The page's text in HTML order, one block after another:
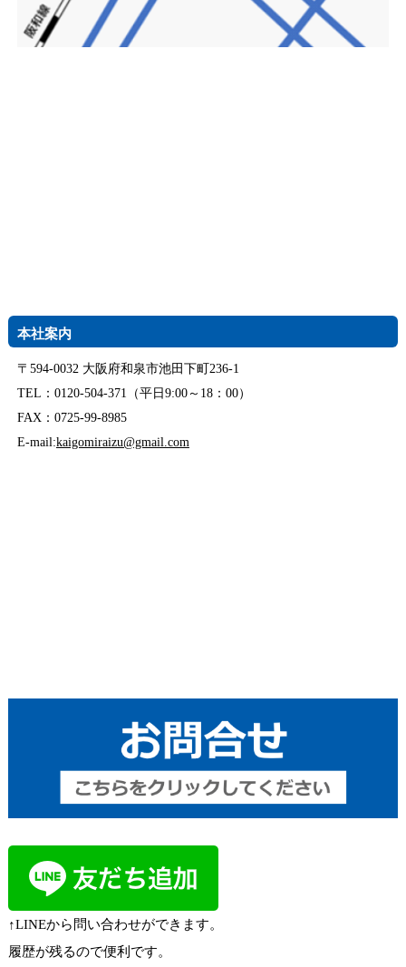
本社案内
〒594-0032 大阪府和泉市池田下町236-1
TEL：0120-504-371（平日9:00～18：00）
FAX：0725-99-8985
E-mail:kaigomiraizu@gmail.com
↑LINEから問い合わせができます。
履歴が残るので便利です。